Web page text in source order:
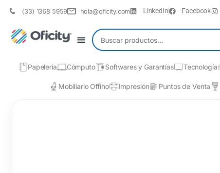
(33) 1368 5959 hola@oficity.com LinkedIn Facebook
Papelería Cómputo Softwares y Garantías Tecnología
Mobiliario Offiho Impresión Puntos de Venta